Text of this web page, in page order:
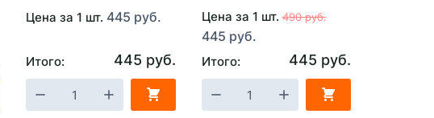
Цена за 1 шт. 445 руб.
Итого: 445 руб.
Цена за 1 шт.490 руб.
445 руб.
Итого: 445 руб.